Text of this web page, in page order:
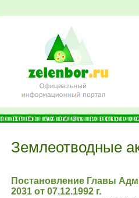
Землеотводные
Постановление Главы
2031 от 07.12.1992 г.